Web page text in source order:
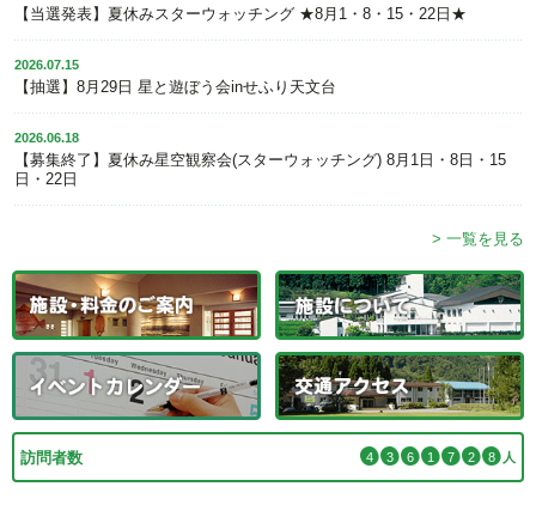
【当選発表】夏休みスターウォッチング ★8月1・8・15・22日★
2026.07.15
【抽選】8月29日 星と遊ぼう会inせふり天文台
2026.06.18
【募集終了】夏休み星空観察会(スターウォッチング) 8月1日・8日・15
日・22日
> 一覧を見る
訪問者数 4 3 6 1 7 2 8 人